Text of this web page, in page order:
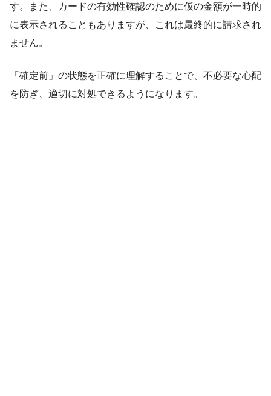
す。また、カードの有効性確認のために仮の金額が一時的
に表示されることもありますが、これは最終的に請求され
ません。
「確定前」の状態を正確に理解することで、不必要な心配
を防ぎ、適切に対処できるようになります。